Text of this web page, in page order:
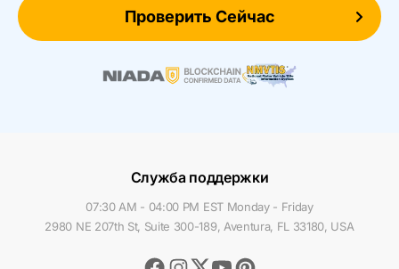
Проверить Сейчас
Служба поддержки
07:30 AM - 04:00 PM EST Monday - Friday
2980 NE 207th St, Suite 300-189, Aventura, FL 33180, USA
Facebook
InstagramYoutubePinterest